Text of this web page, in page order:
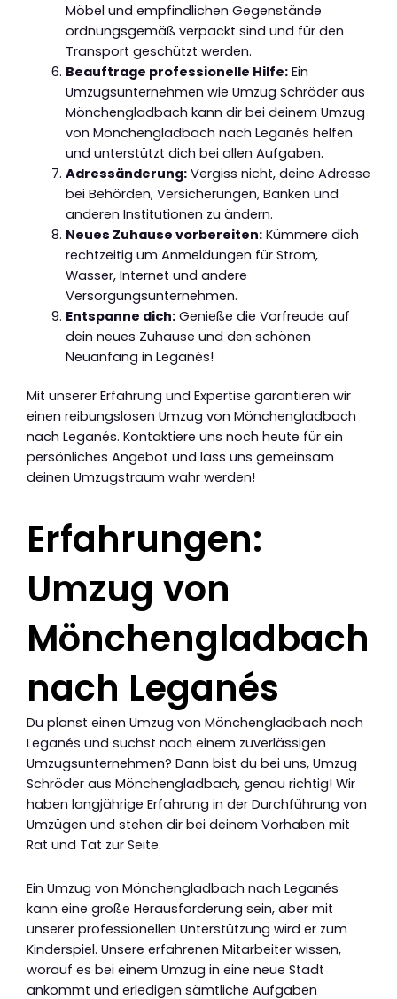
Möbel und empfindlichen Gegenstände
ordnungsgemäß verpackt sind und für den
Transport geschützt werden.
Beauftrage professionelle Hilfe:Ein
Umzugsunternehmen wie Umzug Schröder aus
Mönchengladbach kann dir bei deinem Umzug
von Mönchengladbach nach Leganés helfen
und unterstützt dich bei allen Aufgaben.
Adressänderung:Vergiss nicht, deine Adresse
bei Behörden, Versicherungen, Banken und
anderen Institutionen zu ändern.
Neues Zuhause vorbereiten:Kümmere dich
rechtzeitig um Anmeldungen für Strom,
Wasser, Internet und andere
Versorgungsunternehmen.
Entspanne dich:Genieße die Vorfreude auf
dein neues Zuhause und den schönen
Neuanfang in Leganés!
Mit unserer Erfahrung und Expertise garantieren wir
einen reibungslosen Umzug von Mönchengladbach
nach Leganés. Kontaktiere uns noch heute für ein
persönliches Angebot und lass uns gemeinsam
deinen Umzugstraum wahr werden!
Erfahrungen:
Umzug von
Mönchengladbach
nach Leganés
Du planst einen Umzug von Mönchengladbach nach
Leganés und suchst nach einem zuverlässigen
Umzugsunternehmen? Dann bist du bei uns, Umzug
Schröder aus Mönchengladbach, genau richtig! Wir
haben langjährige Erfahrung in der Durchführung von
Umzügen und stehen dir bei deinem Vorhaben mit
Rat und Tat zur Seite.
Ein Umzug von Mönchengladbach nach Leganés
kann eine große Herausforderung sein, aber mit
unserer professionellen Unterstützung wird er zum
Kinderspiel. Unsere erfahrenen Mitarbeiter wissen,
worauf es bei einem Umzug in eine neue Stadt
ankommt und erledigen sämtliche Aufgaben